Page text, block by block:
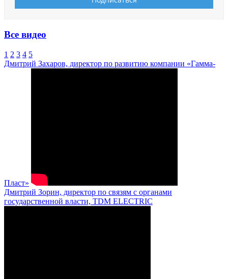
Все видео
1 2 3 4 5
Дмитрий Захаров, директор по развитию компании «Гамма-
Пласт»
Дмитрий Зорин, директор по связям с органами
государственной власти, TDM ELECTRIC